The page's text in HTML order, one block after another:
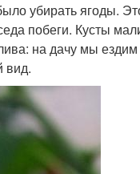
убирать ягоды.
побеги. Кусты
на дачу мы ездим
вид.